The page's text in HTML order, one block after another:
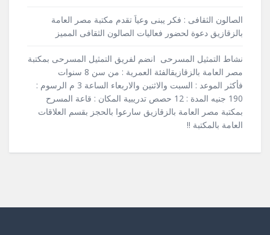
الصالون الثقافى : فكر يبنى وعياَ تقدم مكتبة مصر العامة
بالزقازيق دعوة لحضور فعاليات الصالون الثقافى المميز
نشاط التمثيل المسرحى انضم لفريق التمثيل المسرحى بمكتبة
مصر العامة بالزقازيقالفئة العمرية : من سن 8 سنوات
فأكثر الموعد : السبت والاثنين والاربعاء الساعة 3 م الرسوم :
190 جنيه المدة : 12 حصص تدريبية المكان : قاعة المسرح
بمكتبة مصر العامة بالزقازيق سارعوا بالحجز بقسم العلاقات
العامة بالمكتبة !!